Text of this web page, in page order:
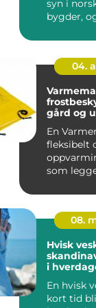
syn i
bygder,
04.
Varmematte
gård og
En
fleksibelt
som
08.
Hvisk
i
En hvisk
kort tid